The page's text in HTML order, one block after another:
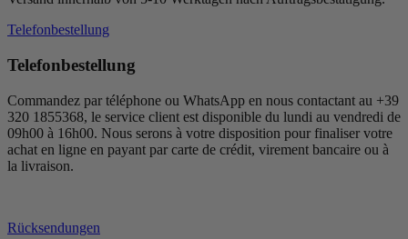
Telefonbestellung
Telefonbestellung
Commandez par téléphone ou WhatsApp en nous contactant au +39
320 1855368, le service client est disponible du lundi au vendredi de
09h00 à 16h00. Nous serons à votre disposition pour finaliser votre
achat en ligne en payant par carte de crédit, virement bancaire ou à
la livraison.
Rücksendungen